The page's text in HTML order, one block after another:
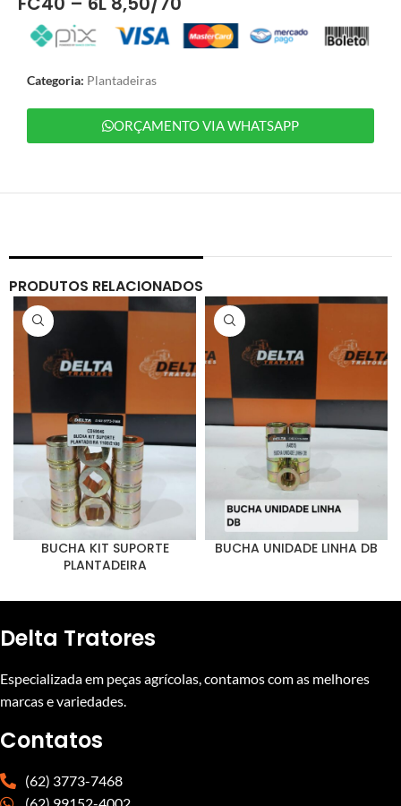
Categoria: Plantadeiras
ORÇAMENTO VIA WHATSAPP
PRODUTOS RELACIONADOS
BUCHA KIT SUPORTE
PLANTADEIRA
BUCHA UNIDADE LINHA DB
Delta Tratores
Especializada em peças agrícolas, contamos com as melhores
marcas e variedades.
Contatos
(62) 3773-7468